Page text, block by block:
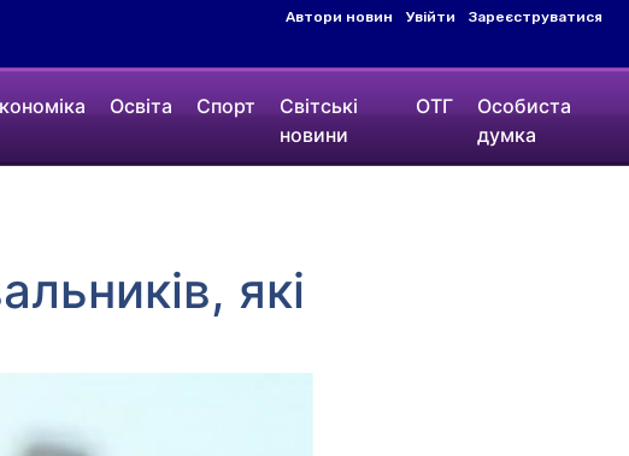
Автори новин Увійти Зареєструватися
Освіта Спорт
Світські
новини
ОТГ
Особиста
думка
які